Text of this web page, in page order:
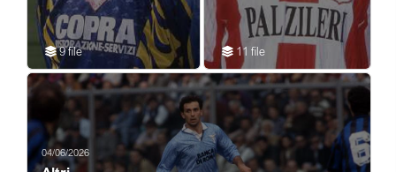
9 file 11 file
04/06/2026